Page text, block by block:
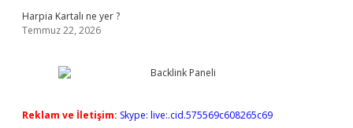
Harpia Kartalı ne yer ?
Temmuz 22, 2026
Reklam ve İletişim: Skype: live:.cid.575569c608265c69